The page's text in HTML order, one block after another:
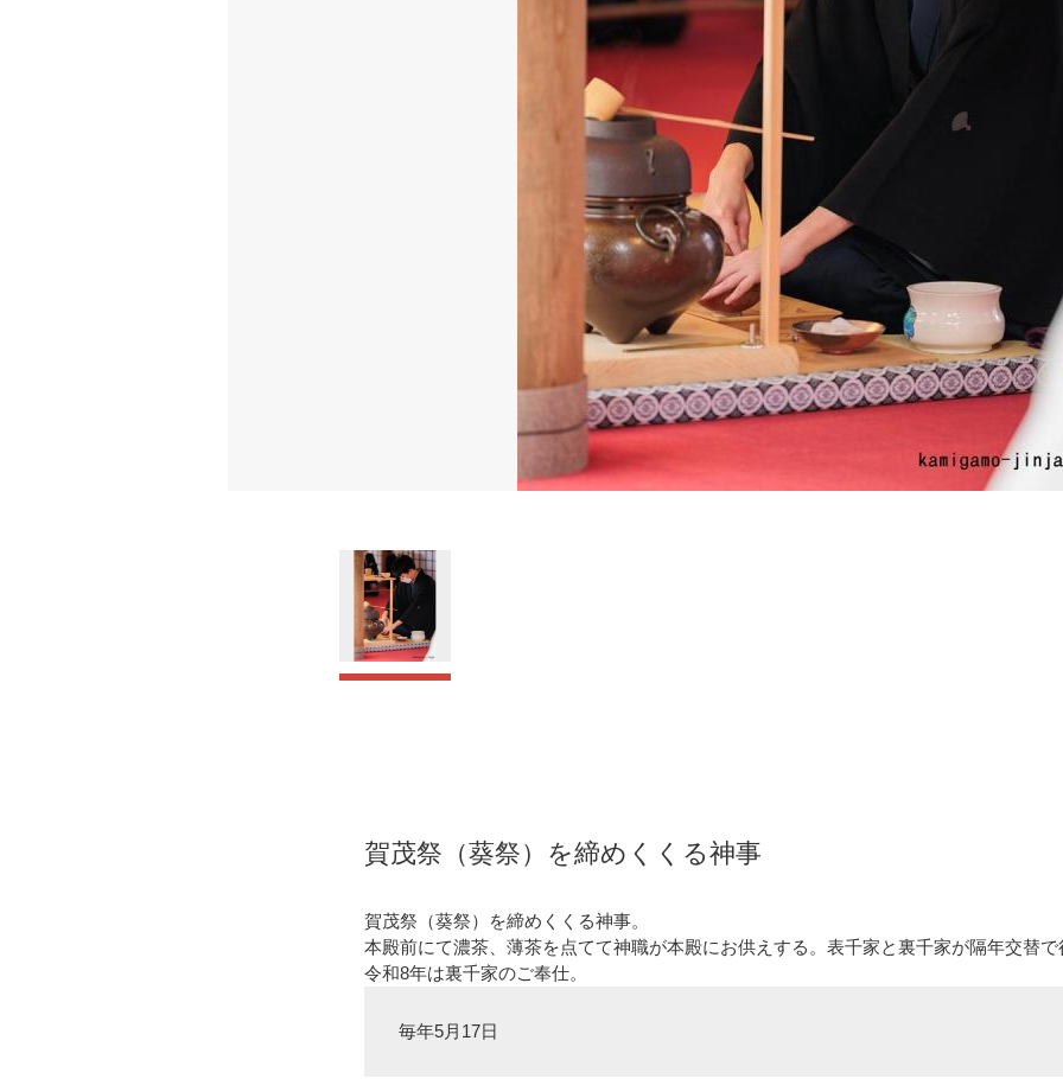
賀茂祭（葵祭）を締めくくる神事
賀茂祭（葵祭）を締めくくる神事。
本殿前にて濃茶、薄茶を点てて神職が本殿にお供えする。表千家と裏千家が隔年交替で
令和8年は裏千家のご奉仕。
毎年5月17日